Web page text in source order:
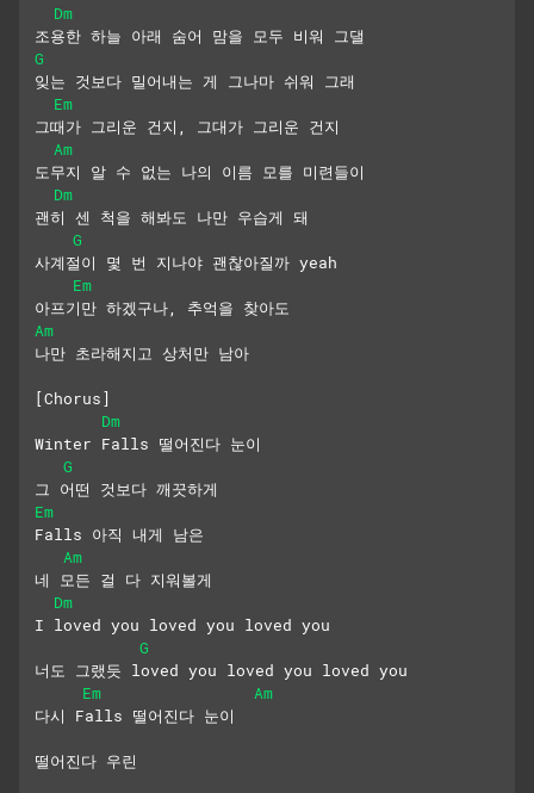
Dm
조용한 하늘 아래 숨어 맘을 모두 비워 그댈
G
잊는 것보다 밀어내는 게 그나마 쉬워 그래
Em
그때가 그리운 건지, 그대가 그리운 건지
Am
도무지 알 수 없는 나의 이름 모를 미련들이
Dm
괜히 센 척을 해봐도 나만 우습게 돼
G
사계절이 몇 번 지나야 괜찮아질까 yeah
Em
아프기만 하겠구나, 추억을 찾아도
Am
나만 초라해지고 상처만 남아
[Chorus]
Dm
Winter Falls 떨어진다 눈이
G
그 어떤 것보다 깨끗하게
Em
Falls 아직 내게 남은
Am
네 모든 걸 다 지워볼게
Dm
I loved you loved you loved you
G
너도 그랬듯 loved you loved you loved you
Em
Am
다시 Falls 떨어진다 눈이
떨어진다 우린